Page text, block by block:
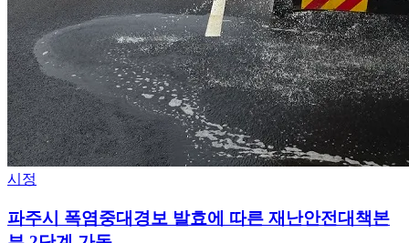
시정
파주시 폭염중대경보 발효에 따른 재난안전대책본